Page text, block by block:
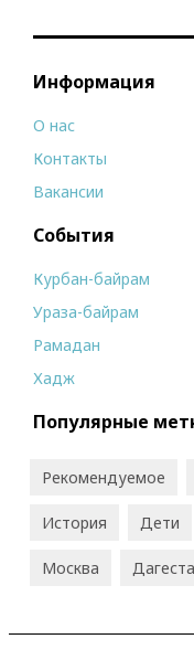
Информация
О нас
Контакты
Вакансии
События
Курбан-байрам
Ураза-байрам
Рамадан
Хадж
Популярные
Рекомендуемое
История Дети
Москва